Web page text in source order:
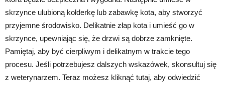
skrzynce ulubioną kołderkę lub zabawkę kota, aby stworzyć
przyjemne środowisko. Delikatnie złap kota i umieść go w
skrzynce, upewniając się, że drzwi są dobrze zamknięte.
Pamiętaj, aby być cierpliwym i delikatnym w trakcie tego
procesu. Jeśli potrzebujesz dalszych wskazówek, skonsultuj się
z weterynarzem. Teraz możesz kliknąć tutaj, aby odwiedzić